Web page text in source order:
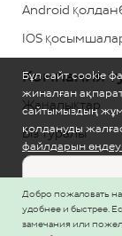
Добро пожаловать на
удобнее и быстрее.
замечания или
байланыс
Android
IOS
Компания
Жаңалықтар
Біз туралы
Деректемелер
Мансап және
Бұл сайт cookie
жиналған ақпарат
сайтымыздың
қолдануды
файлдарын